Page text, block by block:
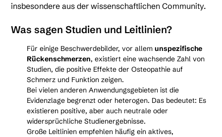
insbesondere aus der wissenschaftlichen Community.
Was sagen Studien und Leitlinien?
Für einige Beschwerdebilder, vor allemunspezifische
Rückenschmerzen, existiert eine wachsende Zahl von
Studien, die positive Effekte der Osteopathie auf
Schmerz und Funktion zeigen.
Bei vielen anderen Anwendungsgebieten ist die
Evidenzlage begrenzt oder heterogen. Das bedeutet: Es
existieren positive, aber auch neutrale oder
widersprüchliche Studienergebnisse.
Große Leitlinien empfehlen häufig ein aktives,